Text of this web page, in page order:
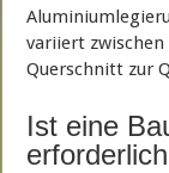
variiert
Querschnitt zur
Ist eine